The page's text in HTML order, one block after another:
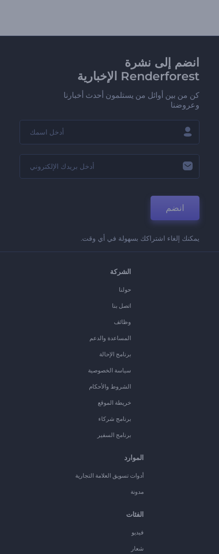
انضم إلى نشرة
Renderforest الإخبارية
كن من بين أوائل من يستلمون أحدث أخبارنا
وعروضنا
انضم
يمكنك إلغاء اشتراكك بسهولة في أي وقت.
الشركة
حولنا
اتصل بنا
وظائف
المساعدة والدعم
برنامج الإحالة
سياسة الخصوصية
الشروط والأحكام
خريطة الموقع
برنامج شركاء
برنامج السفير
الموارد
أدوات تسويق العلامة التجارية
مدونة
الفئات
فيديو
شعار